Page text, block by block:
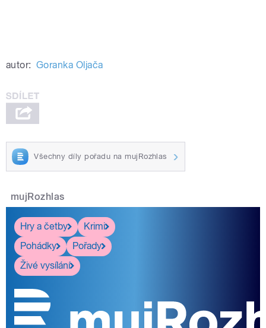
autor: Goranka Oljača
Všechny díly pořadu na mujRozhlas
mujRozhlas
Hry a četby
Krimi
Pohádky
Pořady
Živé vysílání